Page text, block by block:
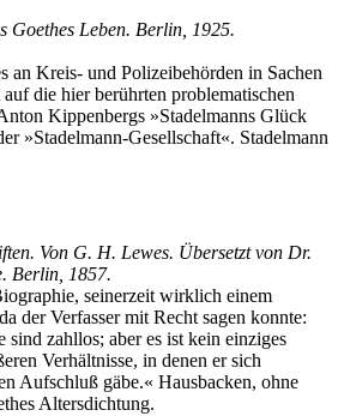
Goethes Leben. Berlin, 1925.
an Kreis- und Polizeibehörden in Sachen
die hier berührten problematischen
Kippenbergs »Stadelmanns Glück
»Stadelmann-Gesellschaft«. Stadelmann
Von G. H. Lewes. Übersetzt von Dr.
Berlin, 1857.
seinerzeit wirklich einem
der Verfasser mit Recht sagen konnte:
sind zahllos; aber es ist kein einziges
Verhältnisse, in denen er sich
Aufschluß gäbe.« Hausbacken, ohne
Altersdichtung.